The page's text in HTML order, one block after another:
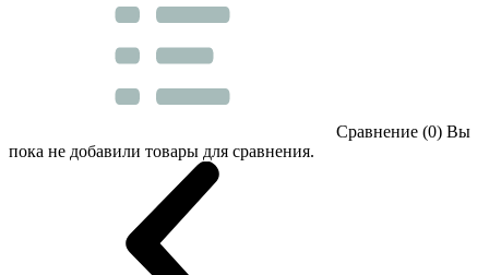
Сравнение (0) Вы
пока не добавили товары для сравнения.